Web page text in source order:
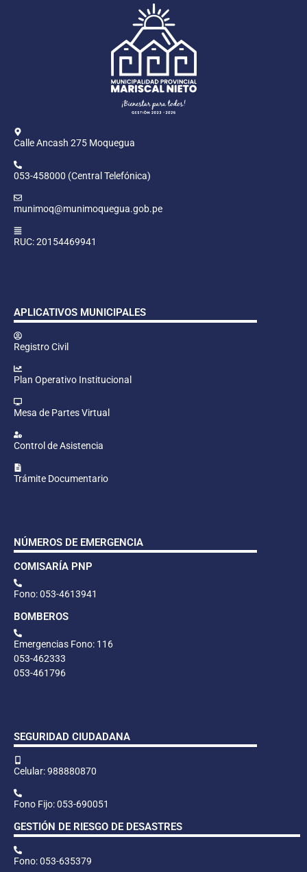
Calle Ancash 275 Moquegua
053-458000 (Central Telefónica)
munimoq@munimoquegua.gob.pe
RUC: 20154469941
APLICATIVOS MUNICIPALES
Registro Civil
Plan Operativo Institucional
Mesa de Partes Virtual
Control de Asistencia
Trámite Documentario
NÚMEROS DE EMERGENCIA
COMISARÍA PNP
Fono: 053-4613941
BOMBEROS
Emergencias Fono: 116
053-462333
053-461796
SEGURIDAD CIUDADANA
Celular: 988880870
Fono Fijo: 053-690051
GESTIÓN DE RIESGO DE DESASTRES
Fono: 053-635379